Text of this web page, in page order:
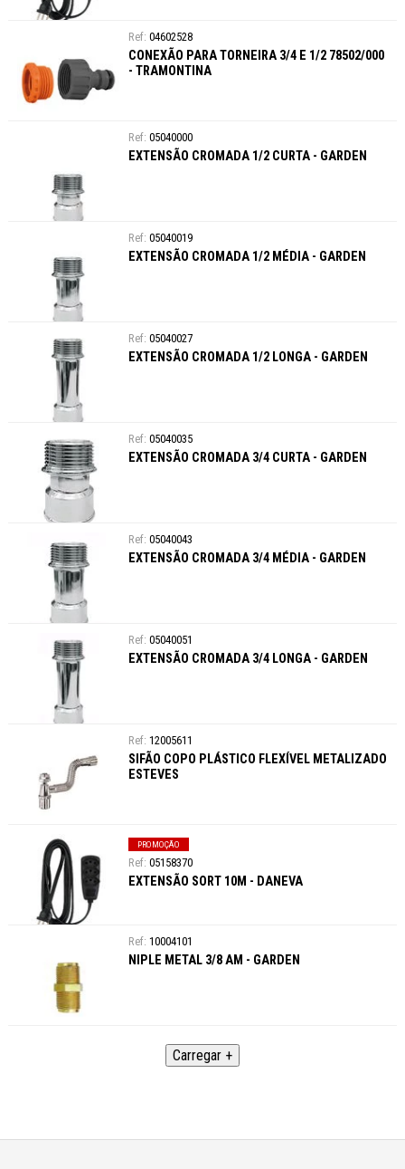
04602528
CONEXÃO PARA TORNEIRA 3/4 E 1/2 78502/000
- TRAMONTINA
05040000
EXTENSÃO CROMADA 1/2 CURTA - GARDEN
05040019
EXTENSÃO CROMADA 1/2 MÉDIA - GARDEN
05040027
EXTENSÃO CROMADA 1/2 LONGA - GARDEN
05040035
EXTENSÃO CROMADA 3/4 CURTA - GARDEN
05040043
EXTENSÃO CROMADA 3/4 MÉDIA - GARDEN
05040051
EXTENSÃO CROMADA 3/4 LONGA - GARDEN
12005611
SIFÃO COPO PLÁSTICO FLEXÍVEL METALIZADO
ESTEVES
PROMOÇÃO
05158370
EXTENSÃO SORT 10M - DANEVA
10004101
NIPLE METAL 3/8 AM - GARDEN
Carregar +